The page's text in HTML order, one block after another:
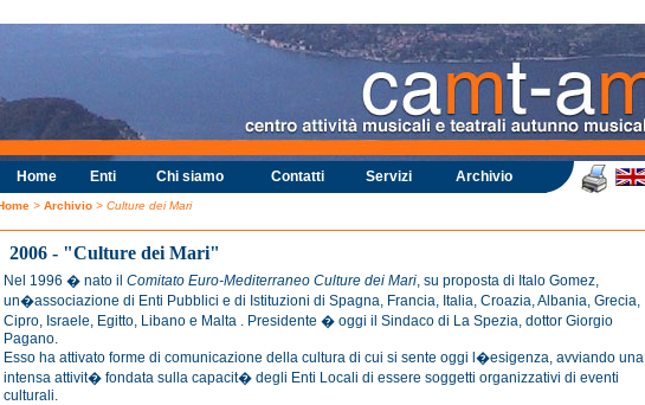
Home Enti Chi siamo Contatti Servizi Archivio
> Archivio > Culture dei Mari
2006 - "Culture dei Mari"
Nel 1996 � nato il Comitato Euro-Mediterraneo Culture dei Mari, su proposta di Italo Gomez,
un�associazione di Enti Pubblici e di Istituzioni di Spagna, Francia, Italia, Croazia, Albania, Grecia,
Cipro, Israele, Egitto, Libano e Malta . Presidente � oggi il Sindaco di La Spezia, dottor Giorgio
Pagano.
Esso ha attivato forme di comunicazione della cultura di cui si sente oggi l�esigenza, avviando una
intensa attivit� fondata sulla capacit� degli Enti Locali di essere soggetti organizzativi di eventi
culturali.